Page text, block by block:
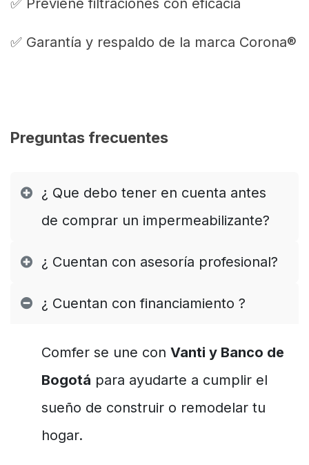
✅ Previene filtraciones con eficacia
✅ Garantía y respaldo de la marca Corona®
Preguntas frecuentes
¿ Que debo tener en cuenta antes
de comprar un impermeabilizante?
¿ Cuentan con asesoría profesional?
¿ Cuentan con financiamiento ?
Comfer se une con Vanti y Banco de
Bogotá para ayudarte a cumplir el
sueño de construir o remodelar tu
hogar.